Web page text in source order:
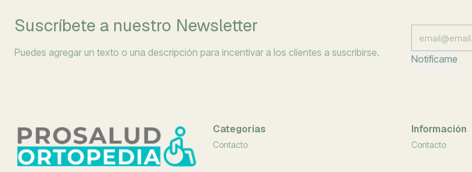
Suscríbete a nuestro Newsletter
Puedes agregar un texto o una descripción para incentivar a los clientes a suscribirse.
Notifícame
Categorías
Contacto
Información
Contacto